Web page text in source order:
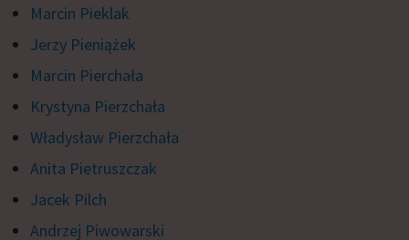
Marcin Pieklak
Jerzy Pieniążek
Marcin Pierchała
Krystyna Pierzchała
Władysław Pierzchała
Anita Pietruszczak
Jacek Pilch
Andrzej Piwowarski